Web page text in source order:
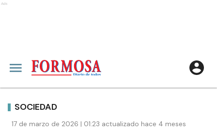
Ads
SOCIEDAD
17 de marzo de 2026 | 01:23 actualizado hace 4 meses